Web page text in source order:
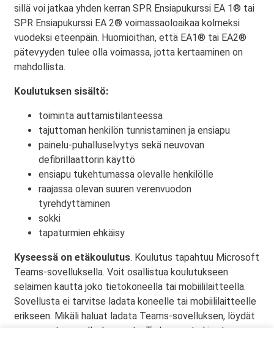
sillä voi jatkaa yhden kerran SPR Ensiapukurssi EA 1® tai
SPR Ensiapukurssi EA 2® voimassaoloaikaa kolmeksi
vuodeksi eteenpäin. Huomioithan, että EA1® tai EA2®
pätevyyden tulee olla voimassa, jotta kertaaminen on
mahdollista.
Koulutuksen sisältö:
toiminta auttamistilanteessa
tajuttoman henkilön tunnistaminen ja ensiapu
painelu-puhalluselvytys sekä neuvovan
defibrillaattorin käyttö
ensiapu tukehtumassa olevalle henkilölle
raajassa olevan suuren verenvuodon
tyrehdyttäminen
sokki
tapaturmien ehkäisy
Kyseessä on etäkoulutus. Koulutus tapahtuu Microsoft
Teams-sovelluksella. Voit osallistua koulutukseen
selaimen kautta joko tietokoneella tai mobiililaitteella.
Sovellusta ei tarvitse ladata koneelle tai mobiililaitteelle
erikseen. Mikäli haluat ladata Teams-sovelluksen, löydät
sen omasta sovelluskaupasta. Tarkemmat ohjeet